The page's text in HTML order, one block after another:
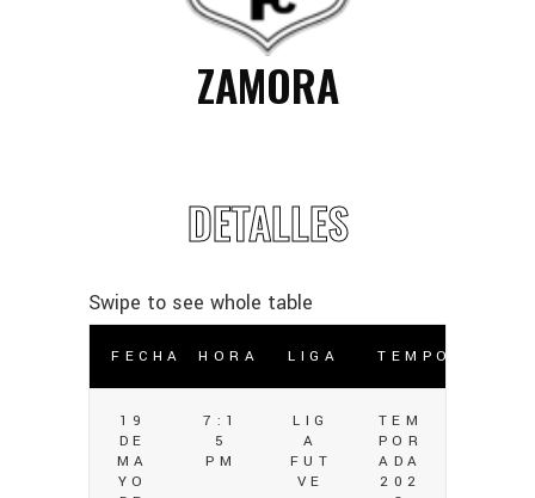
ZAMORA
DETALLES
FECHA HORA LIGA TEMPORADA
19
DE
MA
YO
7:1
5
PM
LIG
A
FUT
VE
TEM
POR
ADA
202